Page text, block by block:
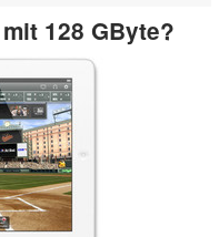
128 GByte?